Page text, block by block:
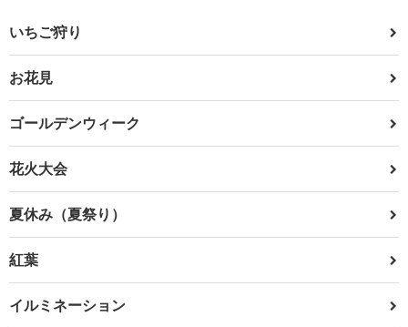
いちご狩り
お花見
ゴールデンウィーク
花火大会
夏休み（夏祭り）
紅葉
イルミネーション